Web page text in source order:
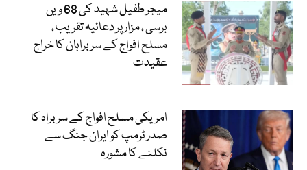
میجر طفیل شہید کی 68 ویں
برسی ، مزار پر دعائیہ تقریب ،
مسلح افواج کے سربراہان کا خراج
عقیدت
امریکی مسلح افواج کے سربراہ کا
صدر ٹرمپ کو ایران جنگ سے
نکلنے کا مشورہ